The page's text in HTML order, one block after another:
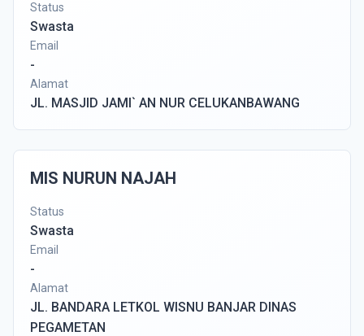
Status
Swasta
Email
-
Alamat
JL. MASJID JAMI` AN NUR CELUKANBAWANG
MIS NURUN NAJAH
Status
Swasta
Email
-
Alamat
JL. BANDARA LETKOL WISNU BANJAR DINAS
PEGAMETAN